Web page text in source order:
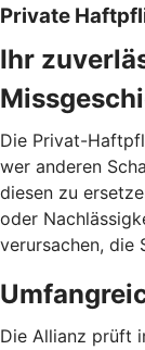
Private
Ihr
Die Privat-
wer anderen
diesen zu
oder
verursachen, die
Die Allianz prüft